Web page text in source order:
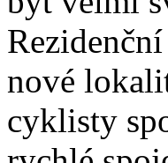
nové
cyklisty